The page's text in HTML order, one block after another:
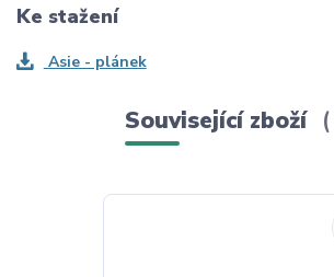
Ke stažení
Asie - plánek
Související zboží